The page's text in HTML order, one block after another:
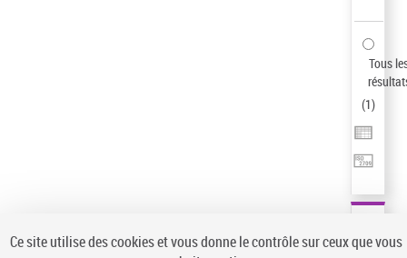
Tous
(1)
Ce site utilise des cookies et vous donne le contrôle sur ceux que vous